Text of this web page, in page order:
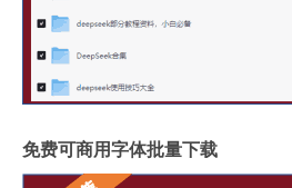
免费可商用字体批量下载